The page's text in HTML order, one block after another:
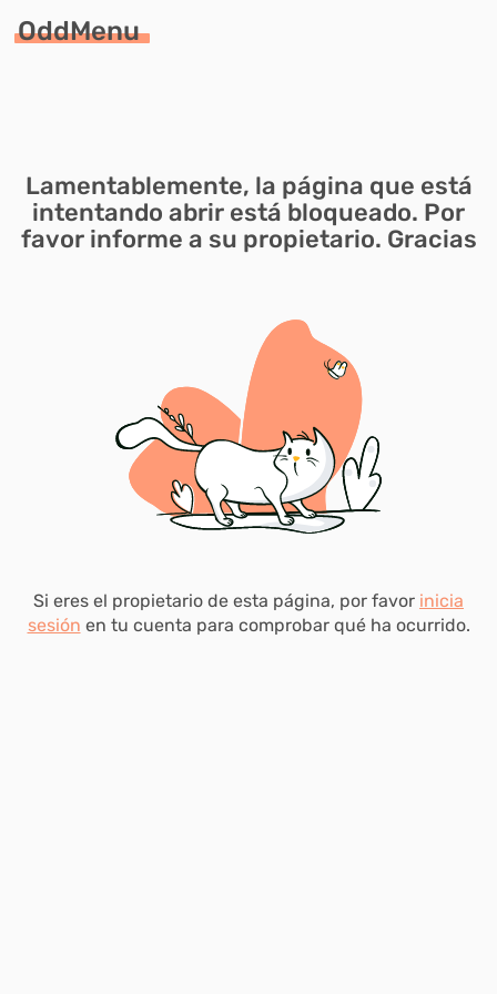
OddMenu
Lamentablemente, la página que está
intentando abrir está bloqueado. Por
favor informe a su propietario. Gracias
Si eres el propietario de esta página, por favor inicia
sesión en tu cuenta para comprobar qué ha ocurrido.